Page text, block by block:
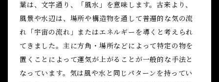
葉は、文字通り、「風水」を意味します。古来より、
風景や水辺は、場所や構造物を通して普遍的な気の流
れ「宇宙の流れ」またはエネルギーを導くと考えられ
てきました。主に方角・場所などによって特定の物を
置くことによって運気が上がることが一般的な手法と
なっています。気は風や水と同じパターンを持ってい